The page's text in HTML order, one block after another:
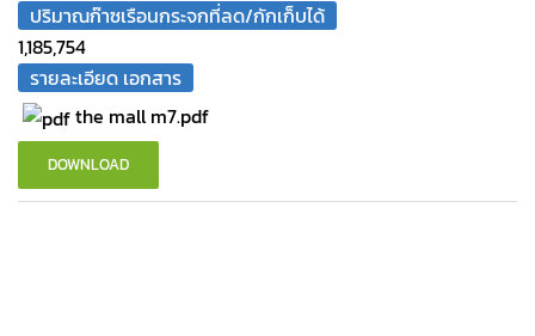
ปริมาณก๊าซเรือนกระจกที่ลด/กักเก็บได้
1,185,754
รายละเอียด เอกสาร
the mall m7.pdf
DOWNLOAD